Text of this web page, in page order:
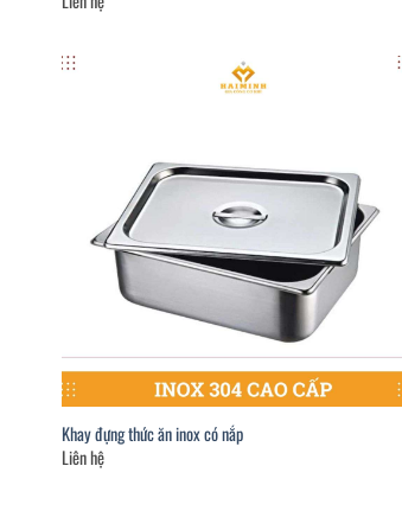
Khay đựng thức ăn inox có nắp
Liên hệ